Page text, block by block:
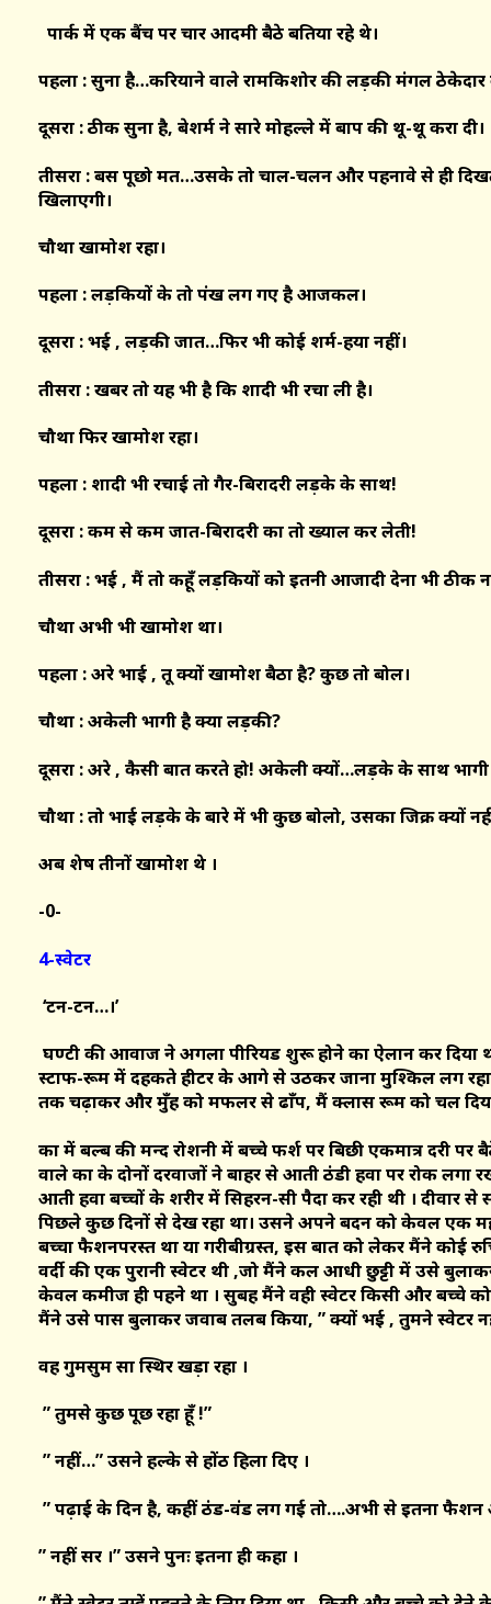
पार्क में एक बैंच पर चार आदमी बैठे बतिया रहे थे।
पहला : सुना है…करियाने वाले रामकिशोर की लड़की मंगल
दूसरा : ठीक सुना है, बेशर्म ने सारे मोहल्ले में बाप की थू-थू करा दी।
तीसरा : बस पूछो मत…उसके तो चाल-चलन और पहनावे से ही
खिलाएगी।
चौथा खामोश रहा।
पहला : लड़कियों के तो पंख लग गए है आजकल।
दूसरा : भई , लड़की जात…फिर भी कोई शर्म-हया नहीं।
तीसरा : खबर तो यह भी है कि शादी भी रचा ली है।
चौथा फिर खामोश रहा।
पहला : शादी भी रचाई तो गैर-बिरादरी लड़के के साथ!
दूसरा : कम से कम जात-बिरादरी का तो ख्याल कर लेती!
तीसरा : भई , मैं तो कहूँ लड़कियों को इतनी आजादी देना भी ठीक
चौथा अभी भी खामोश था।
पहला : अरे भाई , तू क्यों खामोश बैठा है? कुछ तो बोल।
चौथा : अकेली भागी है क्या लड़की?
दूसरा : अरे , कैसी बात करते हो! अकेली क्यों…लड़के के साथ
चौथा : तो भाई लड़के के बारे में भी कुछ बोलो, उसका जिक्र क्यों
अब शेष तीनों खामोश थे ।
-0-
4-स्वेटर
‘टन-टन…।’
घण्टी की आवाज ने अगला पीरियड शुरू होने का ऐलान कर दिया
स्टाफ-रूम में दहकते हीटर के आगे से उठकर जाना मुश्किल लग
तक चढ़ाकर और मुँह को मफलर से ढाँप, मैं क्लास रूम को चल
कक्षा में बल्ब की मन्द रोशनी में बच्चे फर्श पर बिछी एकमात्र दरी
वाले कक्षा के दोनों दरवाजों ने बाहर से आती ठंडी हवा पर रोक
आती हवा बच्चों के शरीर में सिहरन-सी पैदा कर रही थी ।
पिछले कुछ दिनों से देख रहा था। उसने अपने बदन को केवल एक
बच्चा फैशनपरस्त था या गरीबीग्रस्त, इस बात को लेकर मैंने कोई
वर्दी की एक पुरानी स्वेटर थी ,जो मैंने कल आधी छुट्टी में उसे
केवल कमीज ही पहने था । सुबह मैंने वही स्वेटर किसी और बच्चे
मैंने उसे पास बुलाकर जवाब तलब किया, ” क्यों भई , तुमने स्वेटर
वह गुमसुम सा स्थिर खड़ा रहा ।
” तुमसे कुछ पूछ रहा हूँ !”
” नहीं…” उसने हल्के से होंठ हिला दिए ।
” पढ़ाई के दिन है, कहीं ठंड-वंड लग गई तो….अभी से इतना फैशन
” नहीं सर ।” उसने पुनः इतना ही कहा ।